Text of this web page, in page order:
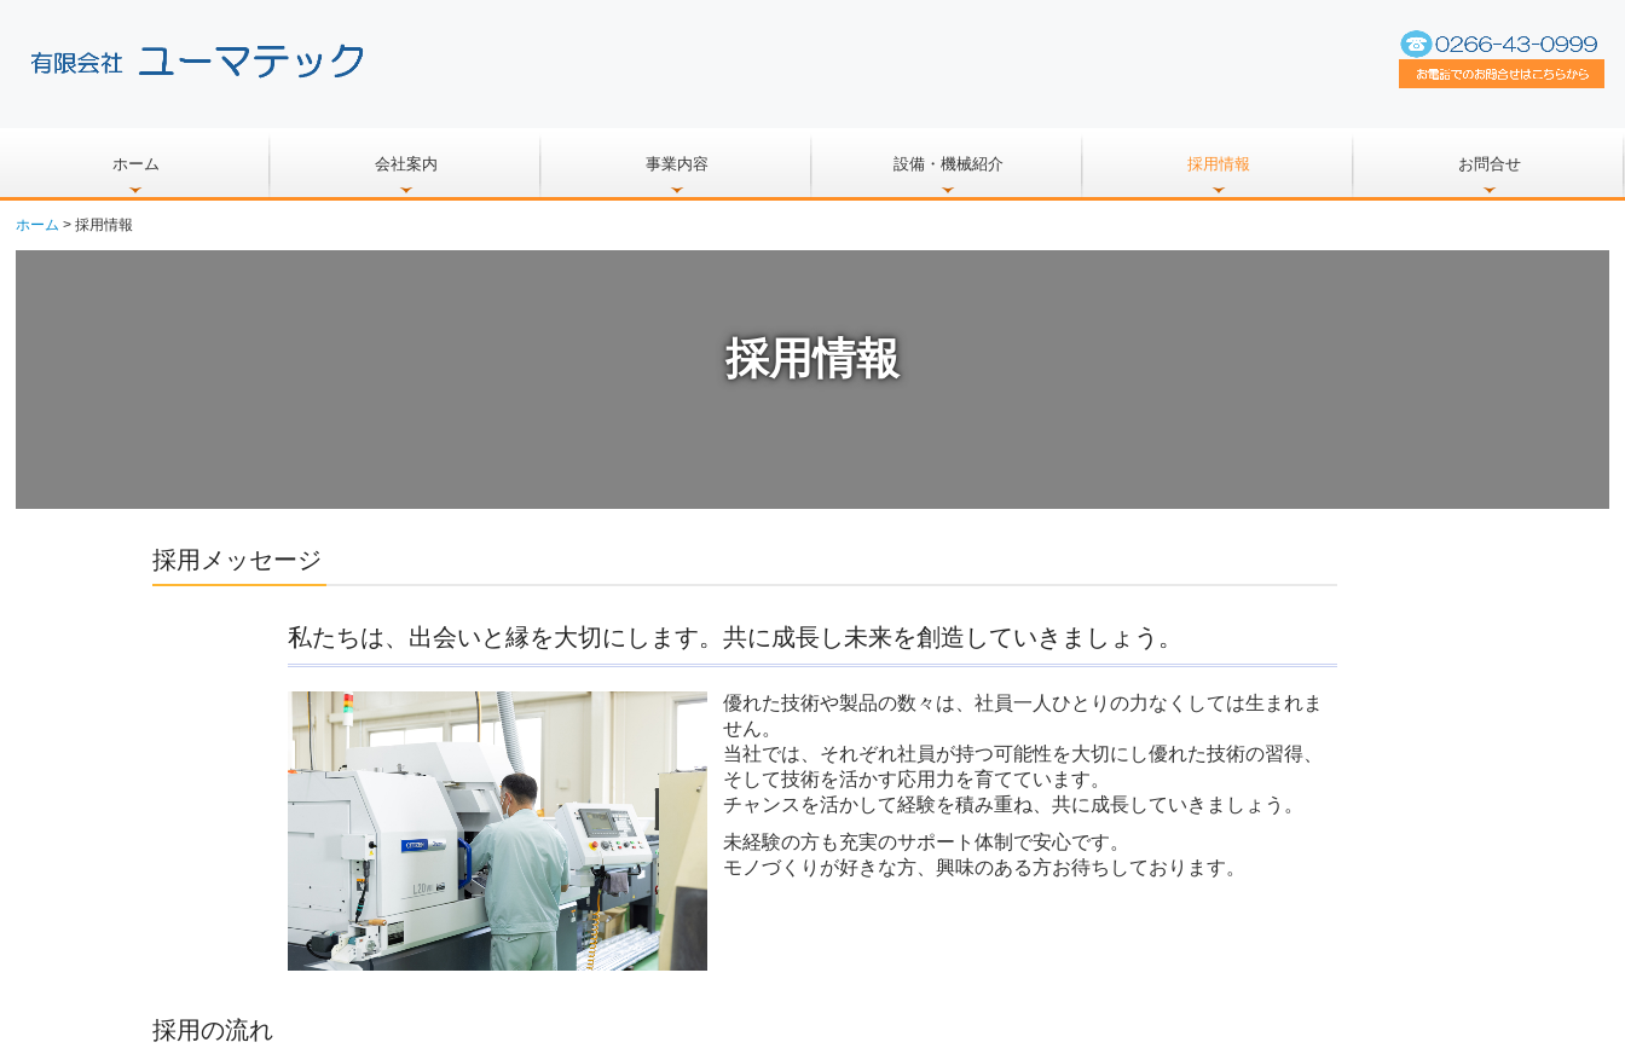
ホーム 会社案内 事業内容 設備・機械紹介 採用情報 お問合せ
ホーム 採用情報
採用情報
採用メッセージ
私たちは、出会いと縁を大切にします。共に成長し未来を創造していきましょう。
優れた技術や製品の数々は、社員一人ひとりの力なくしては生まれま
せん。
当社では、それぞれ社員が持つ可能性を大切にし優れた技術の習得、
そして技術を活かす応用力を育てています。
チャンスを活かして経験を積み重ね、共に成長していきましょう。
未経験の方も充実のサポート体制で安心です。
モノづくりが好きな方、興味のある方お待ちしております。
採用の流れ